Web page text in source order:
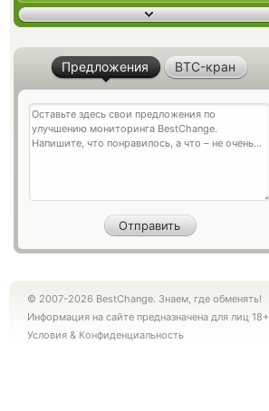
Предложения BTC-кран
© 2007-2026 BestChange. Знаем, где обменять!
Информация на сайте предназначена для лиц 18+
Условия & Конфиденциальность